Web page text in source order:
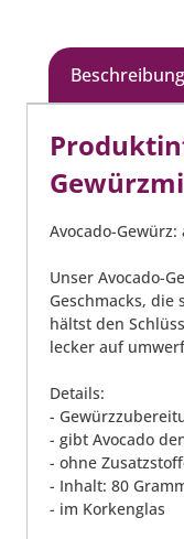
Beschreibung
Avocado-
Unser Avocado-
Geschmacks,
hältst den
lecker auf
Details:
-
- gibt Avocado
- ohne
- Inhalt: 80
- im Korkenglas